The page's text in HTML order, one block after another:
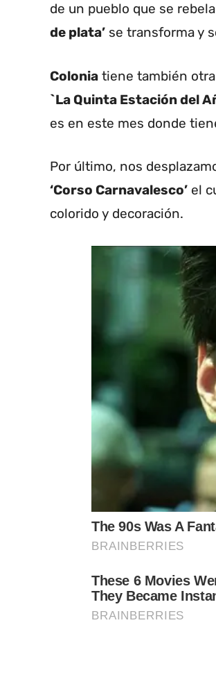
de un pueblo que se
de plata’ se transforma y
Colonia tiene también
`La Quinta Estación del
es en este mes donde
Por último, nos
‘Corso Carnavalesco’ el
colorido y decoración.